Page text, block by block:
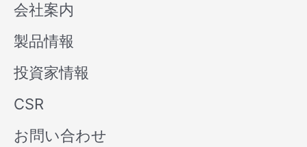
会社案内
製品情報
投資家情報
CSR
お問い合わせ